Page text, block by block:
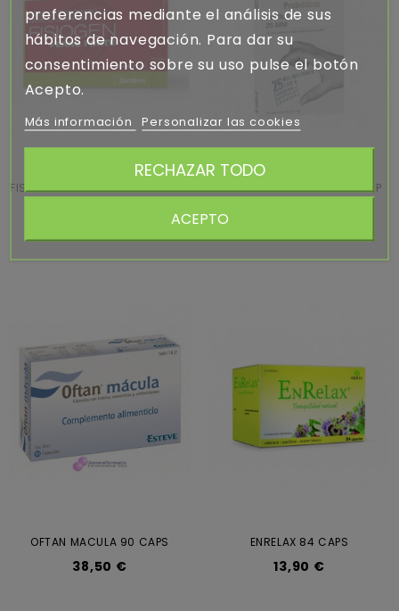
FISIOGEN FERRO FORTE 30 CAPS PROFAES4 ADULTOS 30 COMP
OFTAN MACULA 90 CAPS
38,50 €
ENRELAX 84 CAPS
13,90 €
preferencias mediante el análisis de sus
hábitos de navegación. Para dar su
consentimiento sobre su uso pulse el botón
Acepto.
Más información Personalizar las cookies
RECHAZAR TODO
ACEPTO